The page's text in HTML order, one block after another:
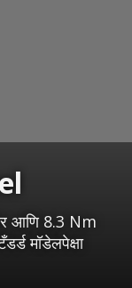
आणि 8.3 Nm
मॉडेलपेक्षा